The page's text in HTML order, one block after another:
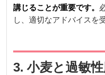
講じることが重要です。
し、適切なアドバイスを
3. 小麦と過敏